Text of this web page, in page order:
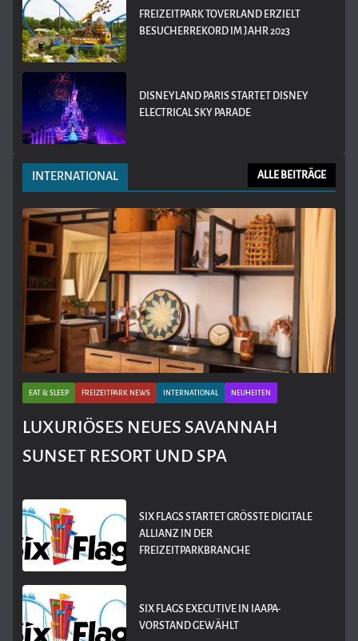
FREIZEITPARK TOVERLAND ERZIELT
BESUCHERREKORD IM JAHR 2023
DISNEYLAND PARIS STARTET DISNEY
ELECTRICAL SKY PARADE
INTERNATIONAL ALLE BEITRÄGE
EAT & SLEEP FREIZEITPARK NEWS INTERNATIONAL NEUHEITEN
LUXURIÖSES NEUES SAVANNAH
SUNSET RESORT UND SPA
SIX FLAGS STARTET GRÖSSTE DIGITALE A
LLIANZ IN DER F
REIZEITPARKBRANCHE
SIX FLAGS EXECUTIVE IN IAAPA-
VORSTAND GEWÄHLT